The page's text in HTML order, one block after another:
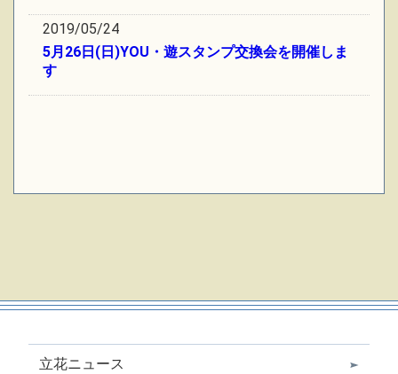
2019/05/24
5月26日(日)YOU・遊スタンプ交換会を開催しま
す
立花ニュース